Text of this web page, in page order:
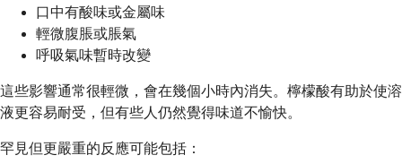
口中有酸味或金屬味
輕微腹脹或脹氣
呼吸氣味暫時改變
這些影響通常很輕微，會在幾個小時內消失。檸檬酸有助於使溶
液更容易耐受，但有些人仍然覺得味道不愉快。
罕見但更嚴重的反應可能包括：